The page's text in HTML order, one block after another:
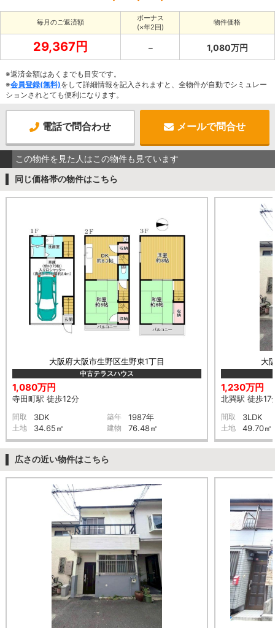
毎月のご返済額
ボーナス
(×年2回)
物件価格
29,367円 － 1,080万円
※返済金額はあくまでも目安です。
※会員登録(無料)をして詳細情報を記入されますと、全物件が自動でシミュレー
ションされとても便利になります。
電話で問合わせ メールで問合せ
この物件を見た人はこの物件も見ています
同じ価格帯の物件はこちら
大阪府大阪市生野区生野東1丁目
中古テラスハウス
1,080万円
寺田町駅 徒歩12分
間取 3DK 築年 1987年
土地 34.65㎡ 建物 76.48㎡
大
1,230万円
北巽駅 徒歩17
間取 3LDK
土地 49.70㎡
広さの近い物件はこちら